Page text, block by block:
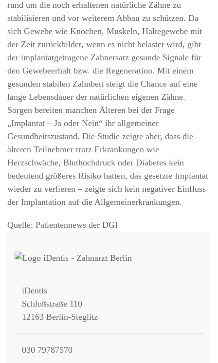
rund um die noch erhaltenen natürliche Zähne zu
stabilisieren und vor weiterem Abbau zu schützen. Da
sich Gewebe wie Knochen, Muskeln, Haltegewebe mit
der Zeit zurückbildet, wenn es nicht belastet wird, gibt
der implantatgetragene Zahnersatz gesunde Signale für
den Gewebeerhalt bzw. die Regeneration. Mit einem
gesunden stabilen Zahnbett steigt die Chance auf eine
lange Lebensdauer der natürlichen eigenen Zähne.
Sorgen bereiten manchen Älteren bei der Frage
„Implantat – Ja oder Nein“ ihr allgemeiner
Gesundheitszustand. Die Studie zeigte aber, dass die
älteren Teilnehmer trotz Erkrankungen wie
Herzschwäche, Bluthochdruck oder Diabetes kein
bedeutend größeres Risiko hatten, das gesetzte Implantat
wieder zu verlieren – zeigte sich kein negativer Einfluss
der Implantation auf die Allgemeinerkrankungen.
Quelle: Patientennews der DGI
iDentis
Schloßstraße 110
12163 Berlin-Steglitz
030 79787570